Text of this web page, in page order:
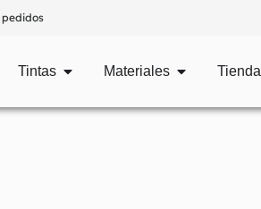
pedidos
Tintas Materiales Tienda